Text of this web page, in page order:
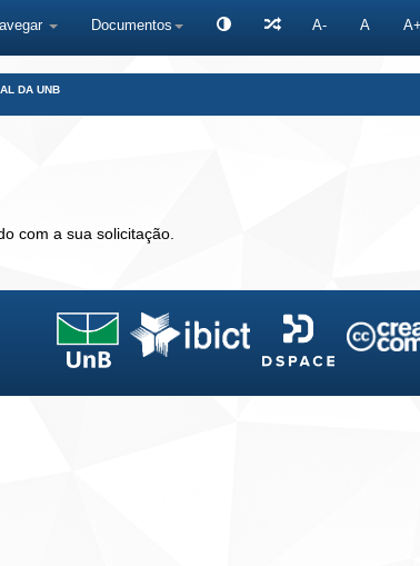
Documentos A- A A+
DA UNB
com a sua solicitação.